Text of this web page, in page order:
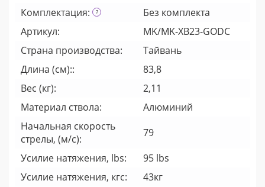
Комплектация:
Без комплекта
Артикул:
MK/MK-XB23-GODC
Страна производства:
Тайвань
Длина (см)::
83,8
Вес (кг):
2,11
Материал ствола:
Алюминий
Начальная скорость
стрелы, (м/с):
79
Усилие натяжения, lbs:
95 lbs
Усилие натяжения, кгс:
43кг